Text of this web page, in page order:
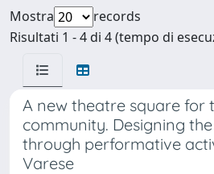
Mostra
records
Risultati 1 - 4 di 4 (tempo di
A new theatre square for
community. Designing
through performative
Varese